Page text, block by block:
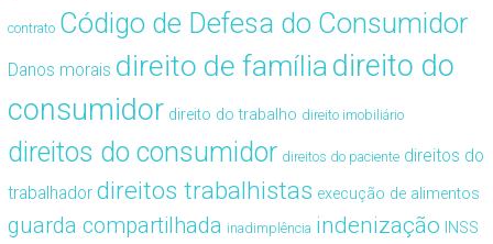
contrato Código de Defesa do Consumidor
Danos morais direito de famíliadireito do
consumidor direito do trabalho direito imobiliário
direitos do consumidor direitos do paciente direitos do
trabalhador direitos trabalhistas execução de alimentos
guarda compartilhada inadimplência indenização INSS